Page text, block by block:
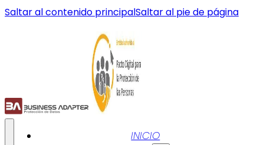
Saltar al contenido principalSaltar al pie de página
INICIO